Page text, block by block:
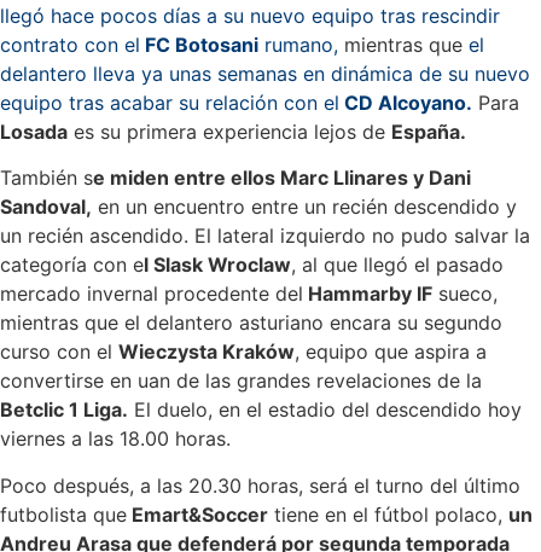
llegó hace pocos días a su nuevo equipo tras rescindir
contrato con el FC Botosani rumano, mientras que el
delantero lleva ya unas semanas en dinámica de su nuevo
equipo tras acabar su relación con el CD Alcoyano. Para
Losada es su primera experiencia lejos de España.
También se miden entre ellos Marc Llinares y Dani
Sandoval, en un encuentro entre un recién descendido y
un recién ascendido. El lateral izquierdo no pudo salvar la
categoría con el Slask Wroclaw, al que llegó el pasado
mercado invernal procedente del Hammarby IF sueco,
mientras que el delantero asturiano encara su segundo
curso con el Wieczysta Kraków, equipo que aspira a
convertirse en uan de las grandes revelaciones de la
Betclic 1 Liga. El duelo, en el estadio del descendido hoy
viernes a las 18.00 horas.
Poco después, a las 20.30 horas, será el turno del último
futbolista que Emart&Soccer tiene en el fútbol polaco, un
Andreu Arasa que defenderá por segunda temporada